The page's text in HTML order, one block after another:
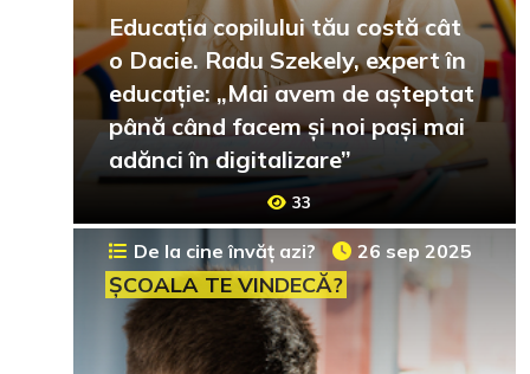
Educația copilului tău costă cât
o Dacie. Radu Szekely, expert în
educație: „Mai avem de așteptat
până când facem și noi pași mai
adănci în digitalizare”
33
De la cine învăț azi? 26 sep 2025
ȘCOALA TE VINDECĂ?